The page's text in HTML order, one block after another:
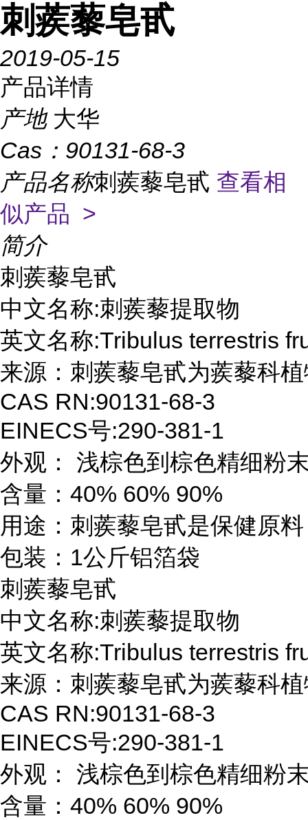
刺蒺藜皂甙
2019-05-15
产品详情
产地 大华
Cas： 90131-68-3
产品名称刺蒺藜皂甙 查看相
似产品 >
简介
刺蒺藜皂甙
中文名称:刺蒺藜提取物
英文名称:Tribulus terrestris
来源：刺蒺藜皂甙为蒺藜科
CAS RN:90131-68-3
EINECS号:290-381-1
外观： 浅棕色到棕色精细粉
含量：40% 60% 90%
用途：刺蒺藜皂甙是保健原料
包装：1公斤铝箔袋
刺蒺藜皂甙
中文名称:刺蒺藜提取物
英文名称:Tribulus terrestris
来源：刺蒺藜皂甙为蒺藜科
CAS RN:90131-68-3
EINECS号:290-381-1
外观： 浅棕色到棕色精细粉
含量：40% 60% 90%